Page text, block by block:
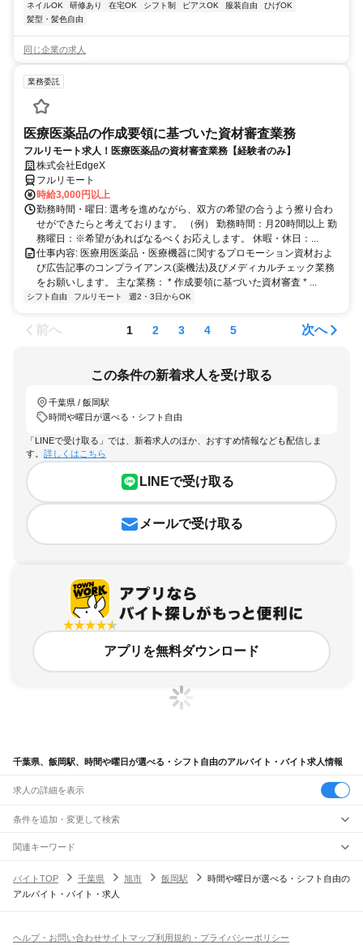
ネイルOK
研修あり 在宅OK シフト制 ピアスOK 服装自由
ひげOK
髪型・髪色自由
同じ企業の求人
業務委託
医療医薬品の作成要領に基づいた資材審査業務
フルリモート求人！医療医薬品の資材審査業務【経験者のみ】
株式会社EdgeX
フルリモート
時給3,000円以上
勤務時間・曜日: 選考を進めながら、双方の希望の合うよう擦り合わ
せができたらと考えております。 （例） 勤務時間：月20時間以上 勤
務曜日：※希望があればなるべくお応えします。 休暇・休日：...
仕事内容: 医療用医薬品・医療機器に関するプロモーション資材およ
び広告記事のコンプライアンス(薬機法)及びメディカルチェック業務
をお願いします。 主な業務： * 作成要領に基づいた資材審査 * ...
シフト自由 フルリモート 週2・3日からOK
前へ 1 2 3 4 5 次へ
この条件の新着求人を受け取る
千葉県 / 飯岡駅
時間や曜日が選べる・シフト自由
「LINEで受け取る」では、新着求人のほか、おすすめ情報なども配信しま
す。 詳しくはこちら
LINEで受け取る
メールで受け取る
アプリを無料ダウンロード
千葉県、飯岡駅、時間や曜日が選べる・シフト自由のアルバイト・バイト求人情報
求人の詳細を表示
条件を追加・変更して検索
市区町村を追加・変更
千葉県すべて
千葉市 すべて
旭市習志野市柏市勝浦市市原市流山市八千代市我孫子市鴨川市鎌ケ谷市
駅を追加・変更
JR中央・総武線
職種を追加・変更
飲食・フードサービスすべて
関連キーワード
バイトTOP
千葉県 旭市 飯岡駅
時間や曜日が選べる・シフト自由の
アルバイト・バイト・求人
ヘルプ・お問い合わせサイトマップ利用規約・プライバシーポリシー